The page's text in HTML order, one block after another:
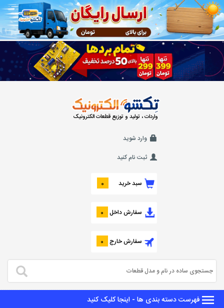
واردات ، تولید و توزیع قطعات الکترونیک
وارد شوید
ثبت نام کنید
سبد خرید 0
سفارش داخل 0
سفارش خارج 0
فهرست دسته بندی ها - اینجا کلیک کنید